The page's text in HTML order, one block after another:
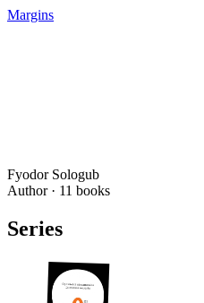
Margins
Fyodor Sologub
Author · 11 books
Series